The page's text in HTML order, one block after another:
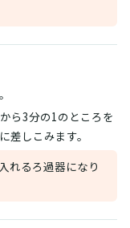
ら3分の1のところを
差しこみます。
れるろ過器になり